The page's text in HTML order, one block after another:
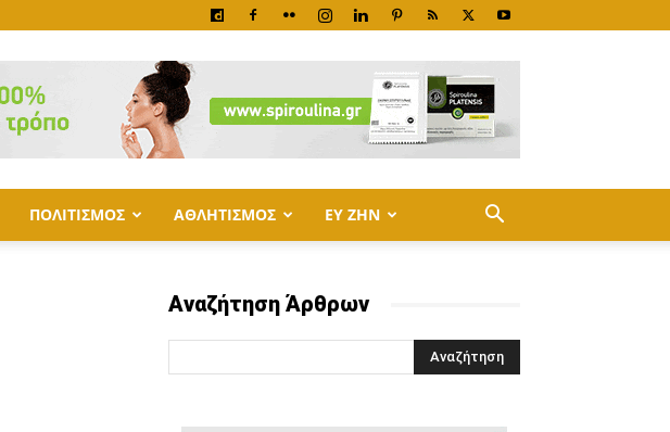
ΠΟΛΙΤΙΣΜΟΣ ΑΘΛΗΤΙΣΜΟΣ ΕΥ ΖΗΝ
Αναζήτηση Άρθρων